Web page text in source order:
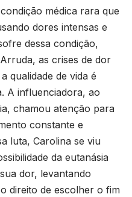
médica rara que
dores intensas e
dessa condição,
as crises de dor
qualidade de vida é
A influenciadora, ao
chamou atenção para
constante e
luta, Carolina se viu
da eutanásia
dor, levantando
direito de escolher o fim